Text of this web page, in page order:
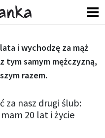
za nasz drugi ślub:
20 lat i życie
i wychodzę za mąż
tym samym mężczyzną,
razem.